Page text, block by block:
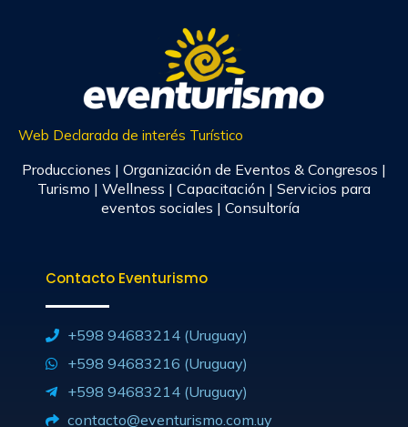
Web Declarada de interés Turístico
Producciones | Organización de Eventos & Congresos |
Turismo | Wellness | Capacitación | Servicios para
eventos sociales | Consultoría
Contacto Eventurismo
+598 94683214 (Uruguay)
+598 94683216 (Uruguay)
+598 94683214 (Uruguay)
contacto@eventurismo.com.uy